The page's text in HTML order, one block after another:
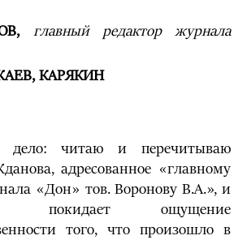
главный редактор журнала
КАРЯКИН
дело: читаю и перечитываю
адресованное «главному
«Дон» тов. Воронову В.А.», и
ощущение
того, что произошло в